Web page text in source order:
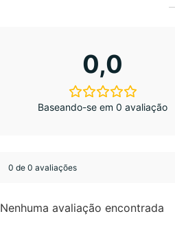
0,0
Baseando-se em 0 avaliação
0 de 0 avaliações
Nenhuma avaliação encontrada